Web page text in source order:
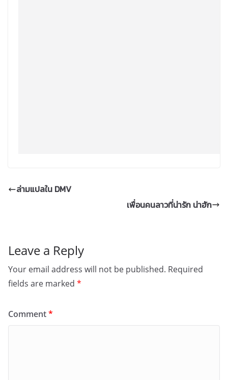
ล่ามแปลใน DMV
Leave a Reply
Your email address will not be published. Required
fields are marked *
Comment*